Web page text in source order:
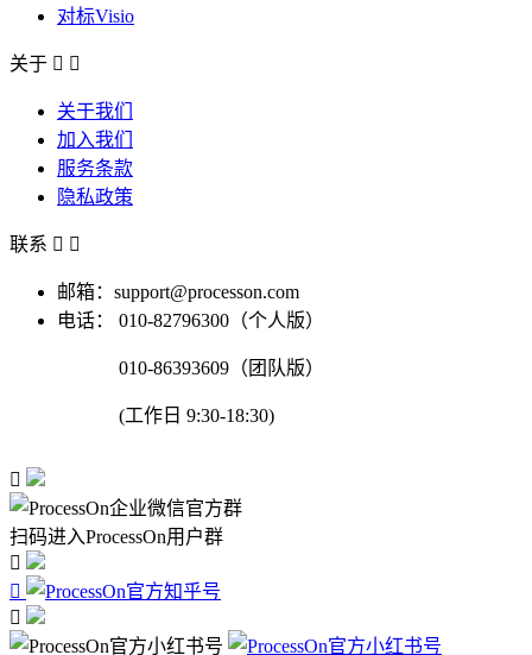
对标Visio
关于  
关于我们
加入我们
服务条款
隐私政策
联系  
邮箱：support@processon.com
电话：
010-82796300（个人版）
010-86393609（团队版）
(工作日 9:30-18:30)

扫码进入ProcessOn用户群


